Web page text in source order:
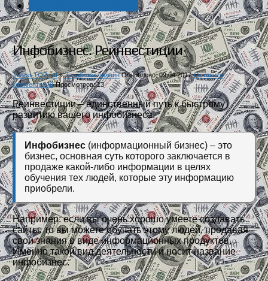
Инфобизнес. Реинвестиции
Invest-TOP.net»Заработок онлайн Обновлено: 09.04.2017 Оставить
комментарий Просмотров: 13
Реинвестиции – единственный путь к быстрому
развитию вашего инфобизнеса.
Инфобизнес (информационный бизнес) – это
бизнес, основная суть которого заключается в
продаже какой-либо информации в целях
обучения тех людей, которые эту информацию
приобрели.
Например: если вы очень хорошо умеете создавать
сайты, то вы можете обучать этому людей, продавая
свои знания в виде информационных продуктов.
Именно такой вид деятельности и носит название
инфобизнес.